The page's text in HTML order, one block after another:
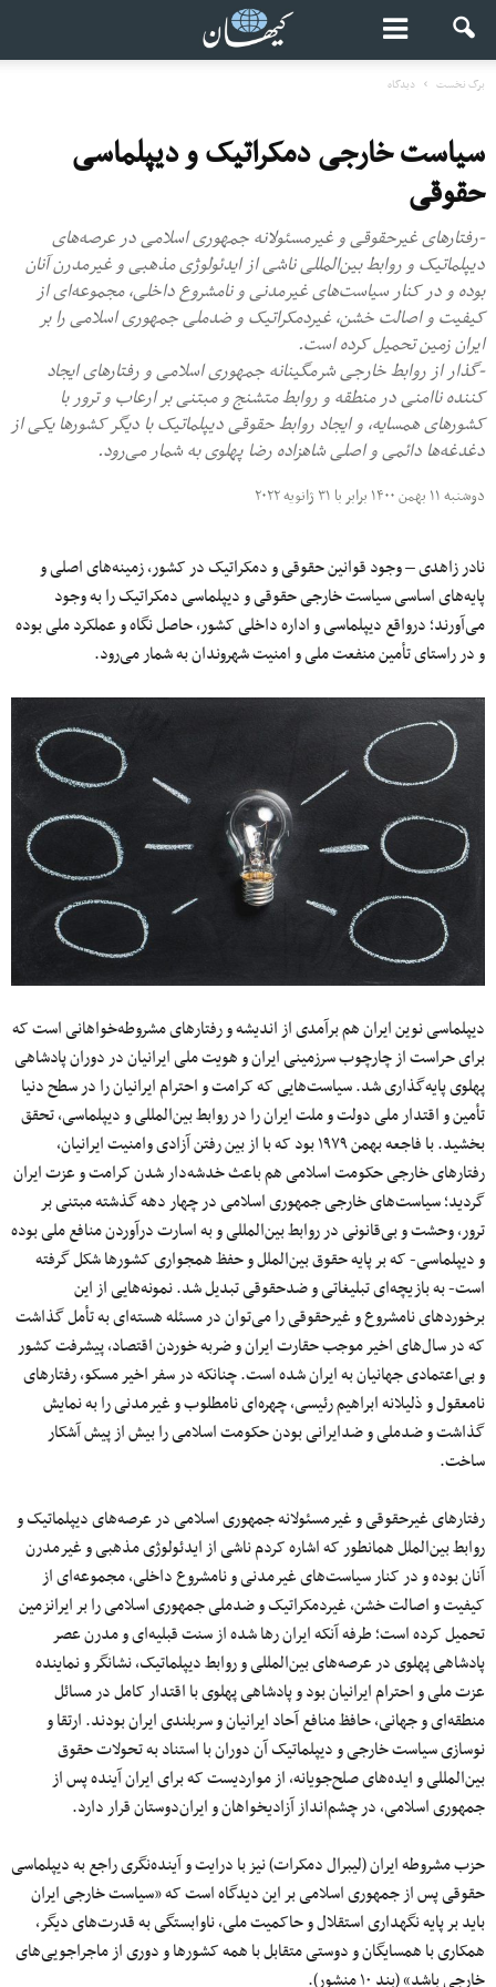
برگ نخست دیدگاه
سیاست خارجی دمکراتیک و دیپلماسی
حقوقی
-رفتارهای غیرحقوقی و غیرمسئولانه جمهوری اسلامی در عرصه‌های
دیپلماتیک و روابط بین‌المللی ناشی از ایدئولوژی مذهبی و غیرمدرن آنان
بوده و در کنار سیاست‌های غیرمدنی و نامشروع داخلی، مجموعه‌ای از
کیفیت و اصالت خشن، غیردمکراتیک و ضدملی جمهوری اسلامی را بر
ایران زمین تحمیل کرده است.
-گذار از روابط خارجی شرمگینانه جمهوری اسلامی و رفتارهای ایجاد
کننده ناامنی در منطقه و روابط متشنج و مبتنی بر ارعاب و ترور با
کشورهای همسایه، و ایجاد روابط حقوقی دیپلماتیک با دیگر کشورها یکی از
دغدغه‌ها دائمی ‌و اصلی شاهزاده رضا پهلوی به شمار می‌رود.
دوشنبه ۱۱ بهمن ۱۴۰۰ برابر با ۳۱ ژانویه ۲۰۲۲
نادر زاهدی – وجود قوانین حقوقی و دمکراتیک در کشور، زمینه‌های اصلی و
پایه‌های اساسی سیاست خارجی حقوقی و دیپلماسی دمکراتیک را به وجود
می‌آورند؛ درواقع دیپلماسی و اداره داخلی کشور، حاصل نگاه و عملکرد ملی بوده
و در راستای تأمین منفعت ملی و امنیت شهروندان به شمار می‌رود.
دیپلماسی نوین ایران هم برآمدی از اندیشه و رفتارهای مشروطه‌خواهانی است که
برای حراست از چارچوب سرزمینی ایران و هویت ملی ایرانیان در دوران پادشاهی
پهلوی پایه‌گذاری شد. سیاست‌هایی که کرامت و احترام ایرانیان را در سطح دنیا
تأمین و اقتدار ملی دولت و ملت ایران را در روابط بین‌المللی و دیپلماسی، تحقق
بخشید. با فاجعه بهمن ۱۹۷۹ بود که با از بین رفتن آزادی وامنیت ایرانیان،
رفتارهای خارجی حکومت اسلامی هم باعث خدشه‌دار شدن کرامت و عزت ایران
گردید؛ سیاست‌های خارجی جمهوری اسلامی در چهار دهه گذشته مبتنی بر
ترور، وحشت و بی‌قانونی در روابط بین‌المللی و به اسارت درآوردن منافع ملی بوده
و دیپلماسی- که بر پایه حقوق بین‌الملل و حفظ همجواری کشورها شکل گرفته
است- به بازیچه‌ای تبلیغاتی و ضدحقوقی تبدیل شد. نمونه‌هایی از این
برخوردهای نامشروع و غیرحقوقی را می‌توان در مسئله هسته‌ای به تأمل گذاشت
که در سال‌های اخیر موجب حقارت ایران و ضربه خوردن اقتصاد، پیشرفت کشور
و بی‌اعتمادی جهانیان به ایران شده است. چنانکه در سفر اخیر مسکو، رفتارهای
نامعقول و ذلیلانه ابراهیم رئیسی، چهره‌ای نامطلوب و غیرمدنی را به نمایش
گذاشت و ضدملی و ضدایرانی بودن حکومت اسلامی را بیش از پیش آشکار
ساخت.
رفتارهای غیرحقوقی و غیرمسئولانه جمهوری اسلامی در عرصه‌های دیپلماتیک و
روابط بین‌الملل همانطور که اشاره کردم ناشی از ایدئولوژی مذهبی و غیرمدرن
آنان بوده و در کنار سیاست‌های غیرمدنی و نامشروع داخلی، مجموعه‌ای از
کیفیت و اصالت خشن، غیردمکراتیک و ضدملی جمهوری اسلامی را بر ایرانزمین
تحمیل کرده است؛ طرفه آنکه ایران رها شده از سنت قبلیه‌ای و مدرن عصر
پادشاهی پهلوی در عرصه‌های بین‌المللی و روابط دیپلماتیک، نشانگر و نماینده
عزت ملی و احترام ایرانیان بود و پادشاهی پهلوی با اقتدار کامل در مسائل
منطقه‌ای و جهانی، حافظ منافع آحاد ایرانیان و سربلندی ایران بودند. ارتقا و
نوسازی سیاست خارجی و دیپلماتیک آن دوران با استناد به تحولات حقوق
بین‌المللی و ایده‌های صلح‌جویانه، از مواردیست که برای ایران آینده پس از
جمهوری اسلامی، در چشم‌انداز آزادیخواهان و ایران‌دوستان قرار دارد.
حزب مشروطه ایران (لیبرال دمکرات) نیز با درایت و آینده‌نگری راجع به دیپلماسی
حقوقی پس از جمهوری اسلامی بر این دیدگاه است که «سیاست خارجی ایران
باید بر پایه نگهداری استقلال و حاکمیت ملی، ناوابستگی به قدرت‌های دیگر،
همکاری با همسایگان و دوستی متقابل با همه کشورها و دوری از ماجراجویی‌های
خارجی باشد» (بند ۱۰ منشور).